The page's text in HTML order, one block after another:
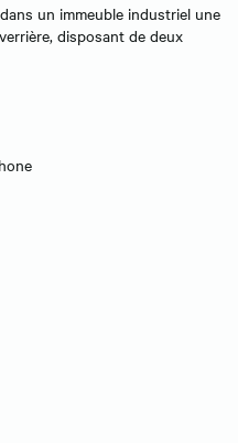
un immeuble industriel une
disposant de deux